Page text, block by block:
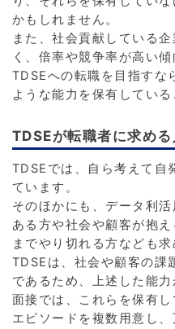
かもしれません。
また、社会貢献している
く、倍率や競争率が高い傾
TDSEへの転職を目指すな
ような能力を保有している
TDSEが転職者に求める
TDSEでは、自ら考えて自
ています。
そのほかにも、データ利
ある方や社会や顧客が抱
までやり切れる方なども
TDSEは、社会や顧客の課
であるため、上述した能力
面接では、これらを保有
エピソードを複数用意し